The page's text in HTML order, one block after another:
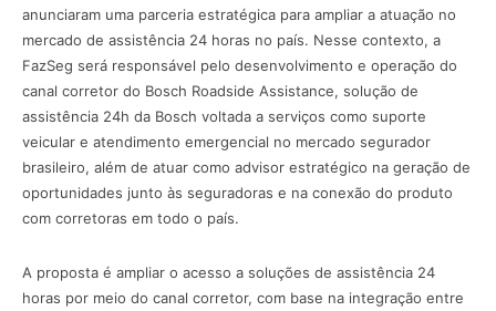
anunciaram uma parceria estratégica para ampliar a atuação no
mercado de assistência 24 horas no país. Nesse contexto, a
FazSeg será responsável pelo desenvolvimento e operação do
canal corretor do Bosch Roadside Assistance, solução de
assistência 24h da Bosch voltada a serviços como suporte
veicular e atendimento emergencial no mercado segurador
brasileiro, além de atuar como advisor estratégico na geração de
oportunidades junto às seguradoras e na conexão do produto
com corretoras em todo o país.
A proposta é ampliar o acesso a soluções de assistência 24
horas por meio do canal corretor, com base na integração entre